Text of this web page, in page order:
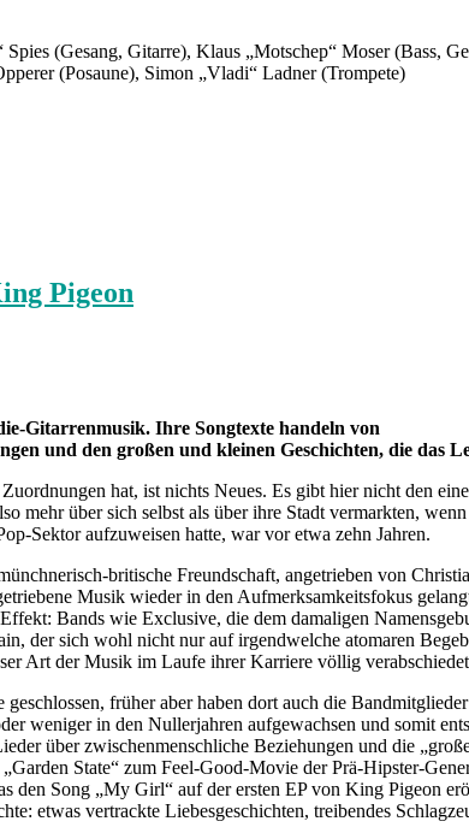
Spies (Gesang, Gitarre), Klaus „Motschep“ Moser (Bass,
(Posaune), Simon „Vladi“ Ladner (Trompete)
Pigeon
Gitarrenmusik. Ihre Songtexte handeln von
und den großen und kleinen Geschichten, die das
hat, ist nichts Neues. Es gibt hier nicht den
mehr über sich selbst als über ihre Stadt vermarkten,
Sektor aufzuweisen hatte, war vor etwa zehn Jahren.
britische Freundschaft, angetrieben von
Musik wieder in den Aufmerksamkeitsfokus
Bands wie Exclusive, die dem damaligen
der sich wohl nicht nur auf irgendwelche atomaren
Art der Musik im Laufe ihrer Karriere völlig
früher aber haben dort auch die
weniger in den Nullerjahren aufgewachsen und somit
über zwischenmenschliche Beziehungen und die
State“ zum Feel-Good-Movie der Prä-Hipster-
den Song „My Girl“ auf der ersten EP von King Pigeon
etwas vertrackte Liebesgeschichten, treibendes